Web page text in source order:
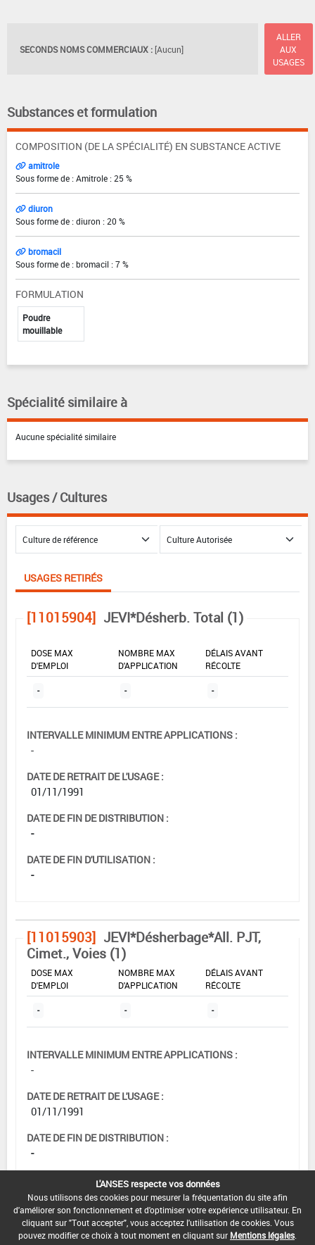
SECONDS NOMS COMMERCIAUX : [Aucun]
ALLER
AUX
USAGES
Substances et formulation
COMPOSITION (DE LA SPÉCIALITÉ) EN SUBSTANCE ACTIVE
amitrole
Sous forme de : Amitrole : 25 %
diuron
Sous forme de : diuron : 20 %
bromacil
Sous forme de : bromacil : 7 %
FORMULATION
Poudre
mouillable
Spécialité similaire à
Aucune spécialité similaire
Usages / Cultures
USAGES RETIRÉS
[11015904] JEVI*Désherb. Total (1)
DOSE MAX
D'EMPLOI
NOMBRE MAX
D'APPLICATION
DÉLAIS AVANT
RÉCOLTE
- - -
INTERVALLE MINIMUM ENTRE APPLICATIONS :
-
DATE DE RETRAIT DE L'USAGE :
01/11/1991
DATE DE FIN DE DISTRIBUTION :
-
DATE DE FIN D'UTILISATION :
-
[11015903] JEVI*Désherbage*All. PJT,
Cimet., Voies (1)
DOSE MAX
D'EMPLOI
NOMBRE MAX
D'APPLICATION
DÉLAIS AVANT
RÉCOLTE
- - -
INTERVALLE MINIMUM ENTRE APPLICATIONS :
-
DATE DE RETRAIT DE L'USAGE :
01/11/1991
DATE DE FIN DE DISTRIBUTION :
-
DATE DE FIN D'UTILISATION :
-
L'ANSES respecte vos données
Nous utilisons des cookies pour mesurer la fréquentation du site afin
d'améliorer son fonctionnement et d'optimiser votre expérience utilisateur. En
cliquant sur "Tout accepter", vous acceptez l'utilisation de cookies. Vous
pouvez modifier ce choix à tout moment en cliquant sur Mentions légales